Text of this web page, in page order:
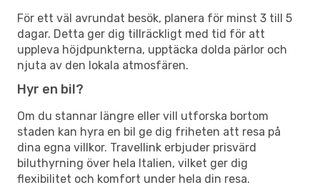
För ett väl avrundat besök, planera för minst 3 till 5
dagar. Detta ger dig tillräckligt med tid för att
uppleva höjdpunkterna, upptäcka dolda pärlor och
njuta av den lokala atmosfären.
Hyr en bil?
Om du stannar längre eller vill utforska bortom
staden kan hyra en bil ge dig friheten att resa på
dina egna villkor. Travellink erbjuder prisvärd
biluthyrning över hela Italien, vilket ger dig
flexibilitet och komfort under hela din resa.